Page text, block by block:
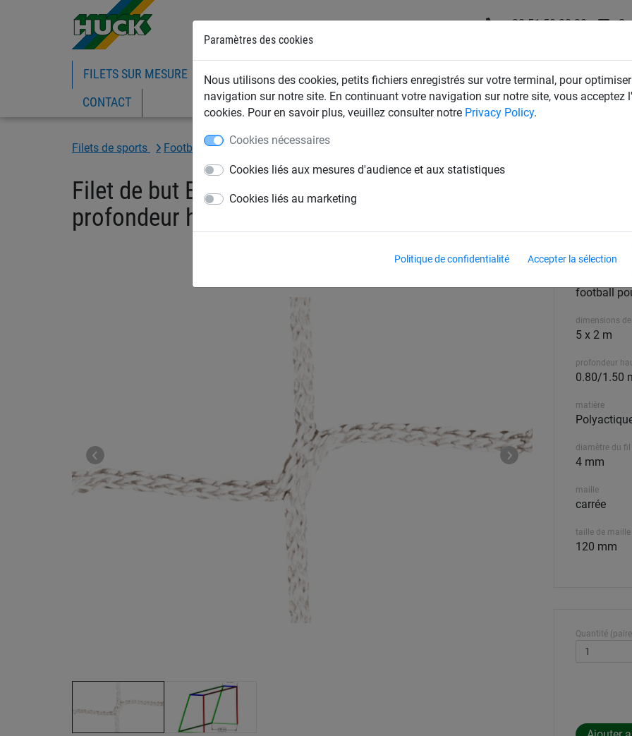
Paramètres des cookies
Nous utilisons des cookies, petits fichiers enregistrés sur votre terminal, pour
navigation sur notre site. En continuant votre navigation sur notre site, vous acceptez
cookies. Pour en savoir plus, veuillez consulter notre Privacy Policy.
Cookies nécessaires
Cookies liés aux mesures d'audience et aux statistiques
Cookies liés au marketing
Politique de confidentialité Accepter la sélection
+32 51 58 23 20
FILETS SUR MESURE FILETS DE BATIMENT FILETS D'INDUSTRIE FILETS DE MAISON & JARDIN
CONTACT
Filets de sports Football Filets de buts de football
Filet de but ECO jeunes 4mm PLA, maille carrée 120mm.
profondeur haut 0.80m, profondeur bas 1.50m
football
dimensions
5 x 2 m
profondeur
0.80/1.50
matière
diamètre du fil
4 mm
maille
carrée
taille de maille
120 mm
Quantité